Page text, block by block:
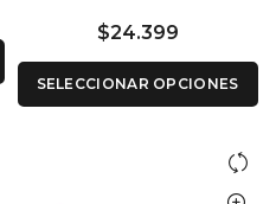
$24.399
SELECCIONAR OPCIONES